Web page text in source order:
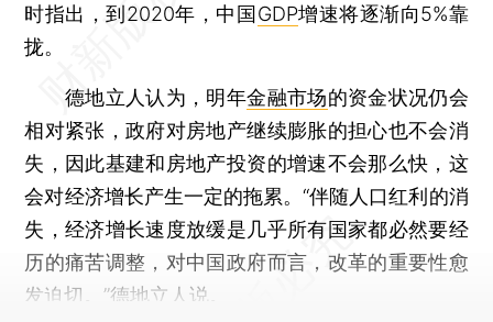
时指出，到2020年，中国GDP增速将逐渐向5%靠
拢。
德地立人认为，明年金融市场的资金状况仍会
相对紧张，政府对房地产继续膨胀的担心也不会消
失，因此基建和房地产投资的增速不会那么快，这
会对经济增长产生一定的拖累。“伴随人口红利的消
失，经济增长速度放缓是几乎所有国家都必然要经
历的痛苦调整，对中国政府而言，改革的重要性愈
发迫切。”德地立人说。